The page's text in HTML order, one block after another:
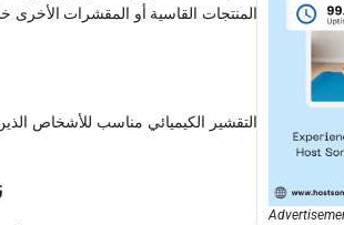
المنتجات القاسية أو المقشرات الأخرى
التقشير الكيميائي مناسب للأشخاص